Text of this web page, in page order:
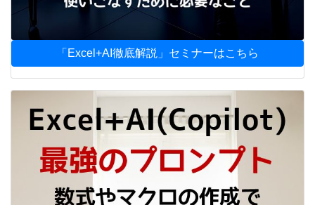
「Excel+AI徹底解説」セミナーはこちら